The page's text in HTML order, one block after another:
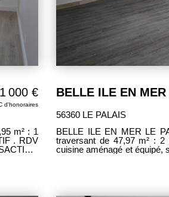
000 €
d'honoraires
56360 LE PALAIS
BELLE ILE EN MER LE PALAIS A VENDRE vue sur le bassin APPARTEMENT
traversant de 47,97 m² : 2 chambres, entrée avec rangements, séjour avec coin
cuisine aménagé et équipé, salle de bains /wc, EXCLUSIVITE - RDV avec Catherine